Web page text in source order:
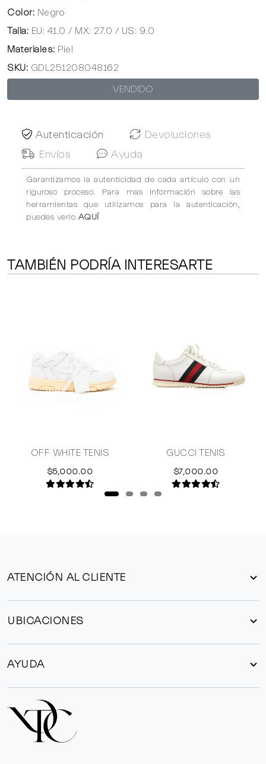
Color: Negro
Talla: EU: 41.0 / MX: 27.0 / US: 9.0
Materiales: Piel
SKU: GDL251208048162
VENDIDO
Autenticación
Devoluciones
Envíos
Ayuda
Garantizamos la autenticidad de cada artículo con un
riguroso proceso. Para mas información sobre las
herramientas que utilizamos para la autenticación,
puedes verlo AQUÍ
TAMBIÉN PODRÍA INTERESARTE
OFF WHITE TENIS
$5,000.00
GUCCI TENIS
$7,000.00
ATENCIÓN AL CLIENTE
UBICACIONES
AYUDA